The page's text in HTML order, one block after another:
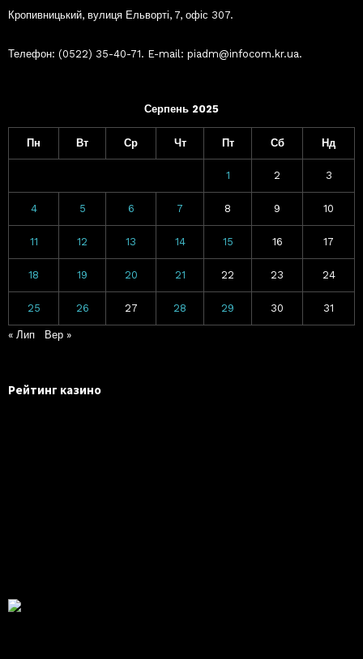
Кропивницький, вулиця Ельворті, 7, офіс 307.
Телефон: (0522) 35-40-71. E-mail: piadm@infocom.kr.ua.
Серпень 2025
Пн Вт Ср Чт Пт Сб Нд
1 2 3
4 5 6 7 8 9 10
11 12 13 14 15 16 17
18 19 20 21 22 23 24
25 26 27 28 29 30 31
« Лип Вер »
Рейтинг казино